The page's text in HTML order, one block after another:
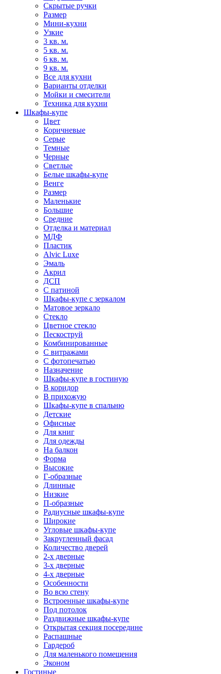
Скрытые ручки
Размер
Мини-кухни
Узкие
3 кв. м.
5 кв. м.
6 кв. м.
9 кв. м.
Все для кухни
Варианты отделки
Мойки и смесители
Техника для кухни
Шкафы-купе
Цвет
Коричневые
Серые
Темные
Черные
Светлые
Белые шкафы-купе
Венге
Размер
Маленькие
Большие
Средние
Отделка и материал
МДФ
Пластик
Alvic Luxe
Эмаль
Акрил
ДСП
С патиной
Шкафы-купе с зеркалом
Матовое зеркало
Стекло
Цветное стекло
Пескоструй
Комбинированные
С витражами
С фотопечатью
Назначение
Шкафы-купе в гостиную
В коридор
В прихожую
Шкафы-купе в спальню
Детские
Офисные
Для книг
Для одежды
На балкон
Форма
Высокие
Г-образные
Длинные
Низкие
П-образные
Радиусные шкафы-купе
Широкие
Угловые шкафы-купе
Закругленный фасад
Количество дверей
2-х дверные
3-х дверные
4-х дверные
Особенности
Во всю стену
Встроенные шкафы-купе
Под потолок
Раздвижные шкафы-купе
Открытая секция посередине
Распашные
Гардероб
Для маленького помещения
Эконом
Гостиные